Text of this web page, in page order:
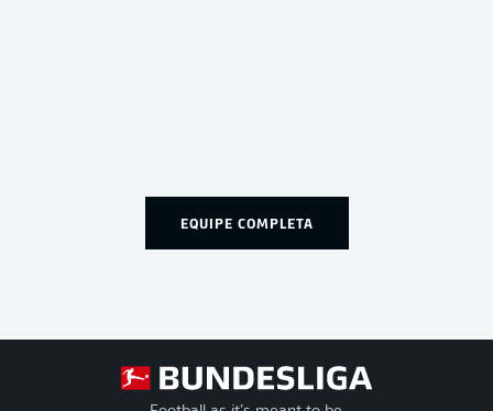
EQUIPE COMPLETA